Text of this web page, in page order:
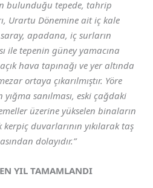
bulunduğu tepede, tahrip
Urartu Dönemine ait iç kale
saray, apadana, iç surların
ile tepenin güney yamacına
hava tapınağı ve yer altında
ortaya çıkarılmıştır. Yöre
sanılması, eski çağdaki
üzerine yükselen binaların
duvarlarının yıkılarak taş
dolayıdır.”
YIL TAMAMLANDI